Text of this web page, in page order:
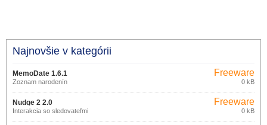
Najnovšie v kategórii
MemoDate 1.6.1
Zoznam narodenín
Freeware
0 kB
Nudge 2 2.0
Interakcia so sledovateľmi
Freeware
0 kB